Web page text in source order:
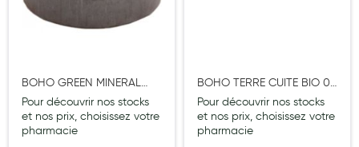
Soins maman
Accessoires maternité
Gammes spécifiques tisanes allaitement et compléments
maternité
BOHO GREEN MINERAL
BIO 01 BEIGE CLAIR 10G
Pour découvrir nos stocks
et nos prix, choisissez votre
pharmacie
BOHO TERRE CUITE BIO 07
TERRE CEVENNES 9G
Pour découvrir nos stocks
et nos prix, choisissez votre
pharmacie